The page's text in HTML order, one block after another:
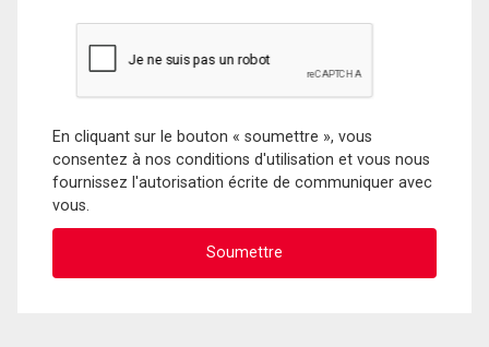
En cliquant sur le bouton « soumettre », vous
consentez à nos conditions d'utilisation et vous nous
fournissez l'autorisation écrite de communiquer avec
vous.